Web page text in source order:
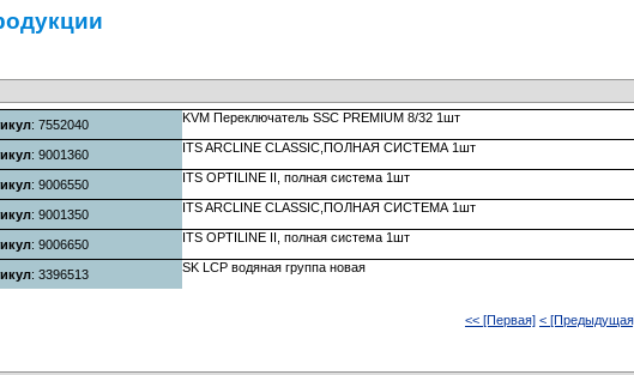
: 7552040
KVM Переключатель SSC PREMIUM 8/32 1шт
: 9001360
ITS ARCLINE CLASSIC,ПОЛНАЯ СИСТЕМА 1шт
: 9006550
ITS OPTILINE II, полная система 1шт
: 9001350
ITS ARCLINE CLASSIC,ПОЛНАЯ СИСТЕМА 1шт
: 9006650
ITS OPTILINE II, полная система 1шт
: 3396513
SK LCP водяная группа новая
<< [Первая] <